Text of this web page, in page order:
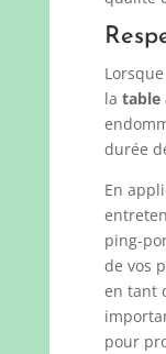
la table
durée
En
ping-
de vos
en tant
pour